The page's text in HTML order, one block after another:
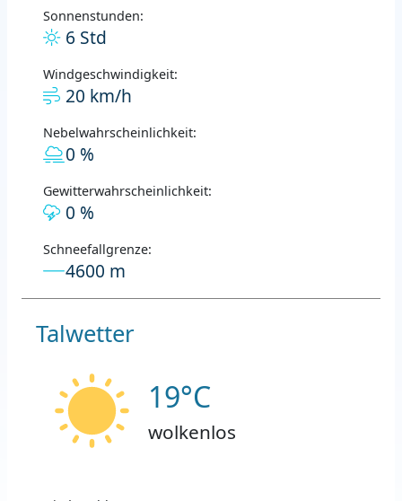
Sonnenstunden:
6 Std
Windgeschwindigkeit:
20 km/h
Nebelwahrscheinlichkeit:
0 %
Gewitterwahrscheinlichkeit:
0 %
Schneefallgrenze:
4600 m
Talwetter
19°C
wolkenlos